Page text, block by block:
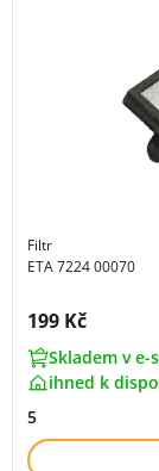
Filtr
ETA 7224 00070
Cena s DPH:
199 Kč
Skladem v e-
ihned k
5